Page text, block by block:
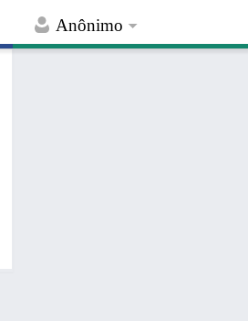
Anônimo